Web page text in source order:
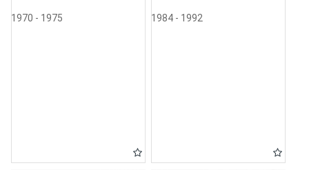
1970 - 1975 1984 - 1992